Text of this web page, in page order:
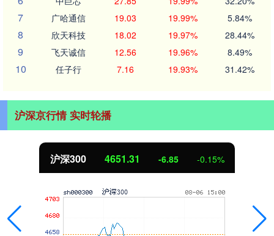
7 广哈通信 19.03 19.99% 5.84%
8 欣天科技 18.02 19.97% 28.44%
9 飞天诚信 12.56 19.96% 8.49%
10 任子行 7.16 19.93% 31.42%
沪深京行情 实时轮播
沪深300 4651.31 -6.85 -0.15%